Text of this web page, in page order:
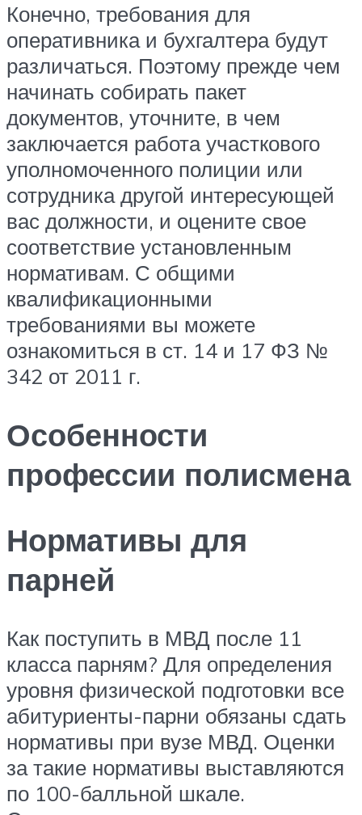
Конечно, требования для
оперативника и бухгалтера будут
различаться. Поэтому прежде чем
начинать собирать пакет
документов, уточните, в чем
заключается работа участкового
уполномоченного полиции или
сотрудника другой интересующей
вас должности, и оцените свое
соответствие установленным
нормативам. С общими
квалификационными
требованиями вы можете
ознакомиться в ст. 14 и 17 ФЗ №
342 от 2011 г.
Особенности
профессии полисмена
Нормативы для
парней
Как поступить в МВД после 11
класса парням? Для определения
уровня физической подготовки все
абитуриенты-парни обязаны сдать
нормативы при вузе МВД. Оценки
за такие нормативы выставляются
по 100-балльной шкале.